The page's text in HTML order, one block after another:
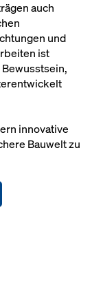
auch
und
ist
innovative
Bauwelt zu